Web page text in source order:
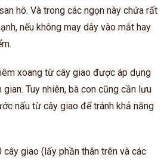
hô. Và trong các ngọn này chứa rất
nếu không may dây vào mắt hay
xoang từ cây giao được áp dụng
Tuy nhiên, bà con cũng cần lưu
nấu từ cây giao để tránh khả năng
cây giao (lấy phần thân trên và các